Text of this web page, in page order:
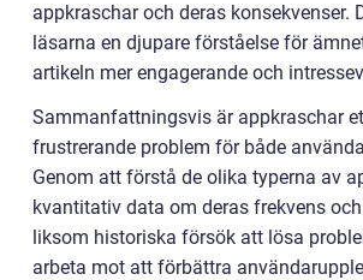
appkraschar och deras konsekvenser.
läsarna en djupare förståelse för
artikeln mer engagerande och
Sammanfattningsvis är appkraschar
frustrerande problem för både
Genom att förstå de olika typerna av
kvantitativ data om deras frekvens
liksom historiska försök att lösa
arbeta mot att förbättra